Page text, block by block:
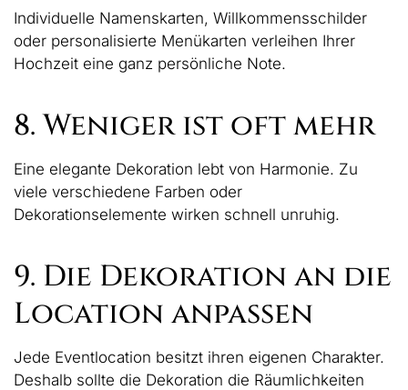
Individuelle Namenskarten, Willkommensschilder
oder personalisierte Menükarten verleihen Ihrer
Hochzeit eine ganz persönliche Note.
8. Weniger ist oft mehr
Eine elegante Dekoration lebt von Harmonie. Zu
viele verschiedene Farben oder
Dekorationselemente wirken schnell unruhig.
9. Die Dekoration an die
Location anpassen
Jede Eventlocation besitzt ihren eigenen Charakter.
Deshalb sollte die Dekoration die Räumlichkeiten